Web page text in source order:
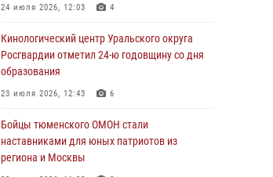
05 августа 2026, 05:22
В Тюмени сотрудник Росгвардии во
внеслужебное время задержал виновника
ДТП
05 августа 2026, 05:15
Со 101-м Днём рождения поздравили
сотрудники Росгвардии труженицу тыла из
Тюмени
24 июля 2026, 12:03 4
Кинологический центр Уральского округа
Росгвардии отметил 24-ю годовщину со дня
образования
23 июля 2026, 12:43 6
Бойцы тюменского ОМОН стали
наставниками для юных патриотов из
региона и Москвы